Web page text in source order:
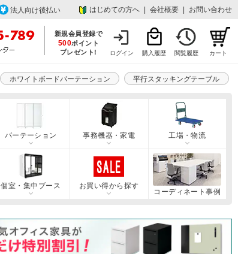
法人向け後払い はじめての方へ 会社概要 お問い合わせ
新規会員登録で
500ポイント
プレゼント!
ログイン 購入履歴 閲覧履歴 カート
ホワイトボードパーテーション 平行スタッキングテーブル
パーテーション 事務機器・家電 工場・物流
個室・集中ブース
お買い得から探す
コーディネート事例